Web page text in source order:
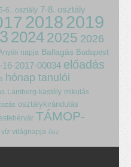
5-6.. osztály 7-8. osztály
20182019
20242025 2026
napja Ballagás Budapest
16-2017-00034 előadás
hónap tanulói
Lamberg-kastély mikulás
osztálykirándulás
TÁMOP-
víz világnapja ősz